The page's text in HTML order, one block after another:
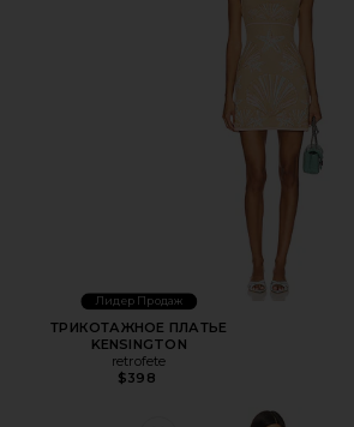
Лидер Продаж
ТРИКОТАЖНОЕ ПЛАТЬЕ
KENSINGTON
retrofete
$398